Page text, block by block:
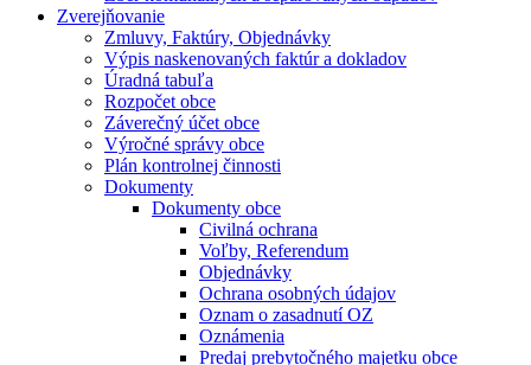
Zverejňovanie
Zmluvy, Faktúry, Objednávky
Výpis naskenovaných faktúr a dokladov
Úradná tabuľa
Rozpočet obce
Záverečný účet obce
Výročné správy obce
Plán kontrolnej činnosti
Dokumenty
Dokumenty obce
Civilná ochrana
Voľby, Referendum
Objednávky
Ochrana osobných údajov
Oznam o zasadnutí OZ
Oznámenia
Predaj prebytočného majetku obce